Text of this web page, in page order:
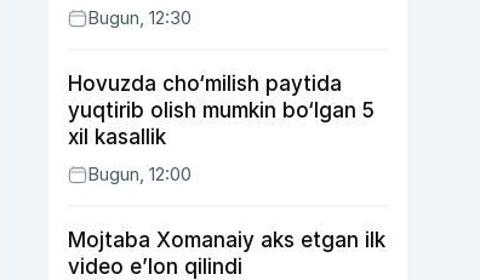
Bugun, 12:30
Hovuzda cho‘milish paytida
yuqtirib olish mumkin bo‘lgan 5
xil kasallik
Bugun, 12:00
Mojtaba Xomanaiy aks etgan ilk
video e’lon qilindi